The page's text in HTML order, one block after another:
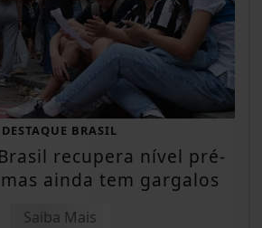
DESTAQUE BRASIL
recupera nível pré-
ainda tem gargalos
Saiba Mais